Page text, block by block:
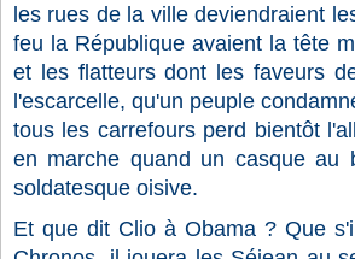
les rues de la ville deviendraient
feu la République avaient la tête
et les flatteurs dont les faveurs
l'escarcelle, qu'un peuple
tous les carrefours perd bientôt
en marche quand un casque au
soldatesque oisive.
Et que dit Clio à Obama ? Que